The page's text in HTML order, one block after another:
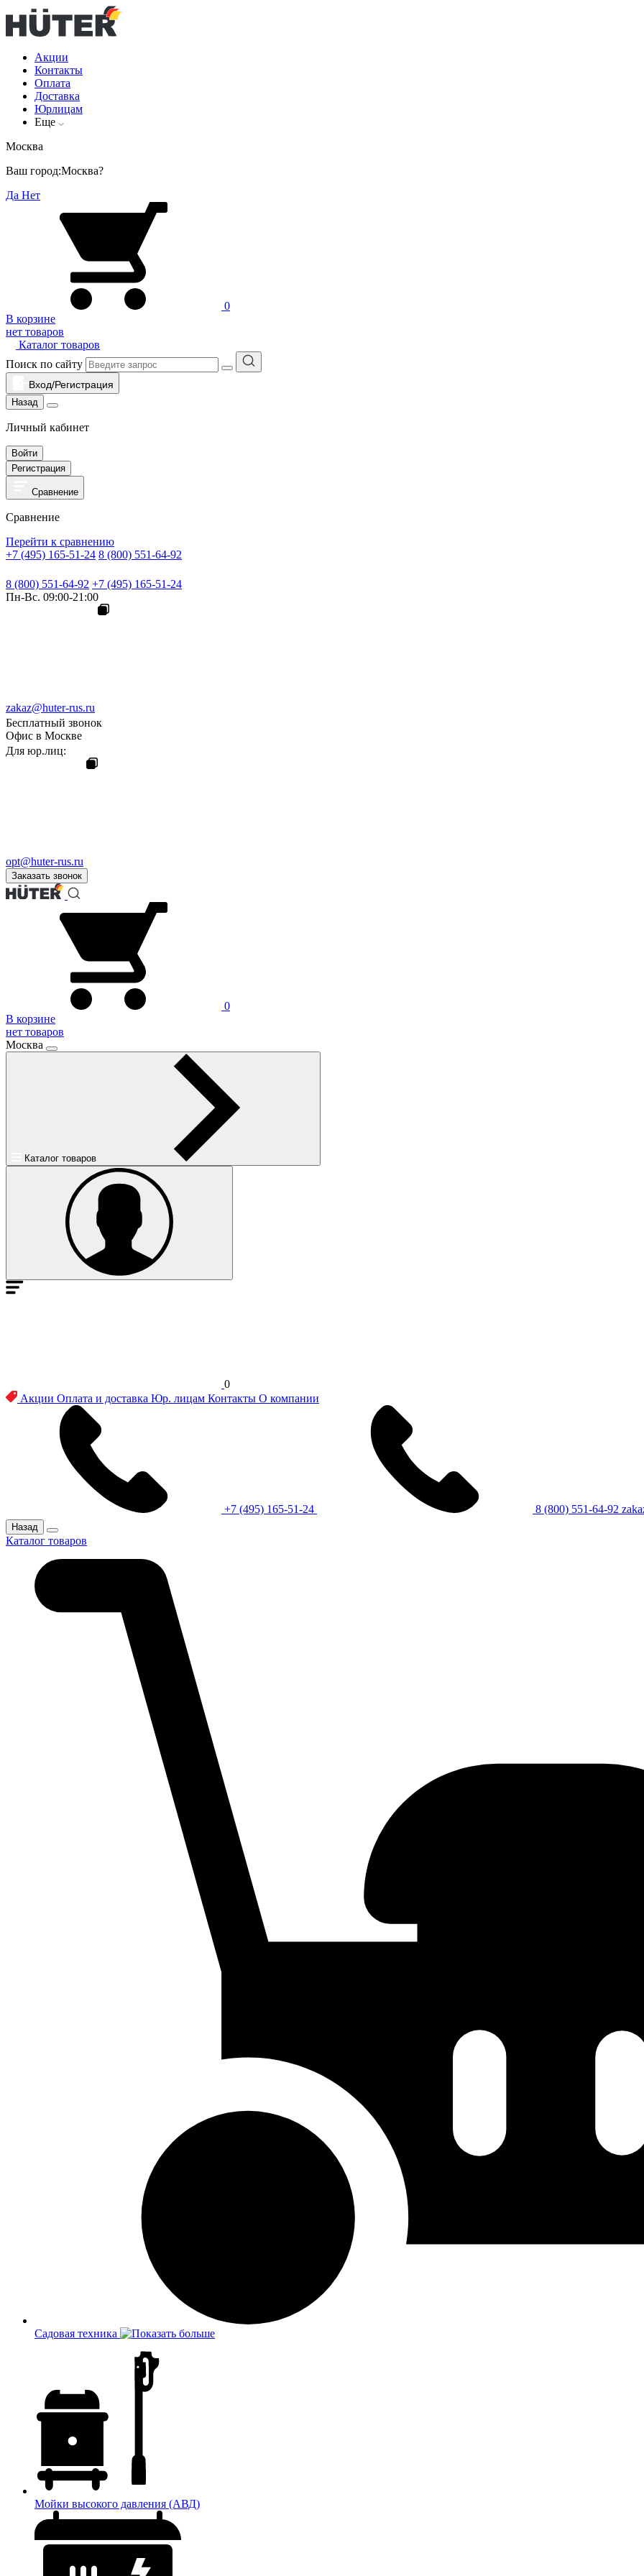
Акции
Контакты
Оплата
Доставка
Юрлицам
Еще
Москва
Ваш город:Москва?
Да Нет
0
В корзине
нет товаров
Каталог товаров
Поиск по сайту
Вход/Регистрация
Назад
Личный кабинет
Войти
Регистрация
Сравнение
Сравнение
Перейти к сравнению
+7 (495) 165-51-24 8 (800) 551-64-92
8 (800) 551-64-92 +7 (495) 165-51-24
Пн-Вс. 09:00-21:00
zakaz@huter-rus.ru
Бесплатный звонок
Офис в Москве
Для юр.лиц:
opt@huter-rus.ru
Заказать звонок
0
В корзине
нет товаров
Москва
Каталог товаров
0
Акции Оплата и доставка Юр. лицам Контакты О компании
+7 (495) 165-51-24 8 (800) 551-64-92
Назад
Каталог товаров
Садовая техника
Мойки высокого давления (АВД)